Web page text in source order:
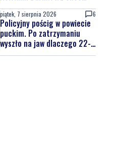
nowych znaków drogowych
piątek, 7 sierpnia 2026 6
Policyjny pościg w powiecie
puckim. Po zatrzymaniu
wyszło na jaw dlaczego 22-
latek uciekał